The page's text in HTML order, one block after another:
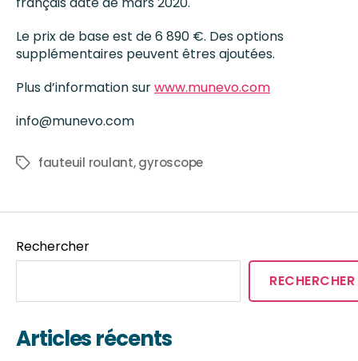
Le prix de base est de 6 890 €. Des options
supplémentaires peuvent êtres ajoutées.
Plus d’information surwww.munevo.com
info@munevo.com
fauteuil roulant,gyroscope
Rechercher
RECHERCHER
Articles récents